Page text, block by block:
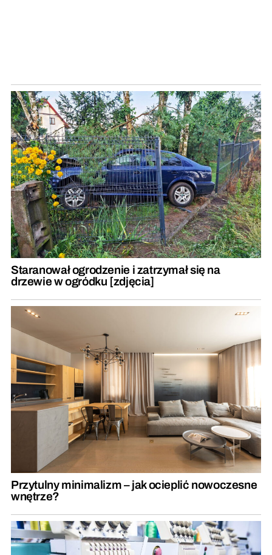
Staranował ogrodzenie i zatrzymał się na
drzewie w ogródku [zdjęcia]
Przytulny minimalizm – jak ocieplić nowoczesne
wnętrze?